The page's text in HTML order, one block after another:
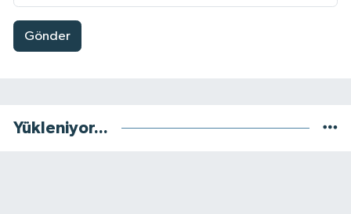
Gönder
Yükleniyor...